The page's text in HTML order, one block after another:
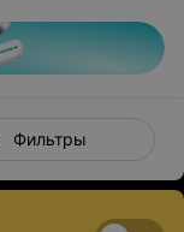
Фильтры